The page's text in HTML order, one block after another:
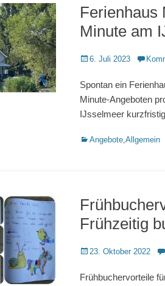
Ferienhaus
Minute am
Veröffentlicht
6. Juli 2023
Spontan ein
Minute-Angeboten
IJsselmeer
Kategorien
Angebote,Allgemein
Frühzeitig
Veröffentlicht
23. Oktober 2022
Frühbuchervorteile